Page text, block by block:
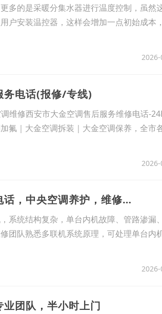
多的是采暖分集水器进行温度控制，虽然
户安装温控器，这样会增加一点初始成本
务电话(报修/专线)
维修西安市大金空调售后服务维修电话-
氟｜大金空调拆装｜大金空调保养，全市
7、上海宝山区大金空调上门维修电话，中央空调养护，维修清洗一站式
系统结构复杂，单台内机故障、管路渗漏
团队熟悉多联机系统原理，可处理单台内
团队，半小时上门